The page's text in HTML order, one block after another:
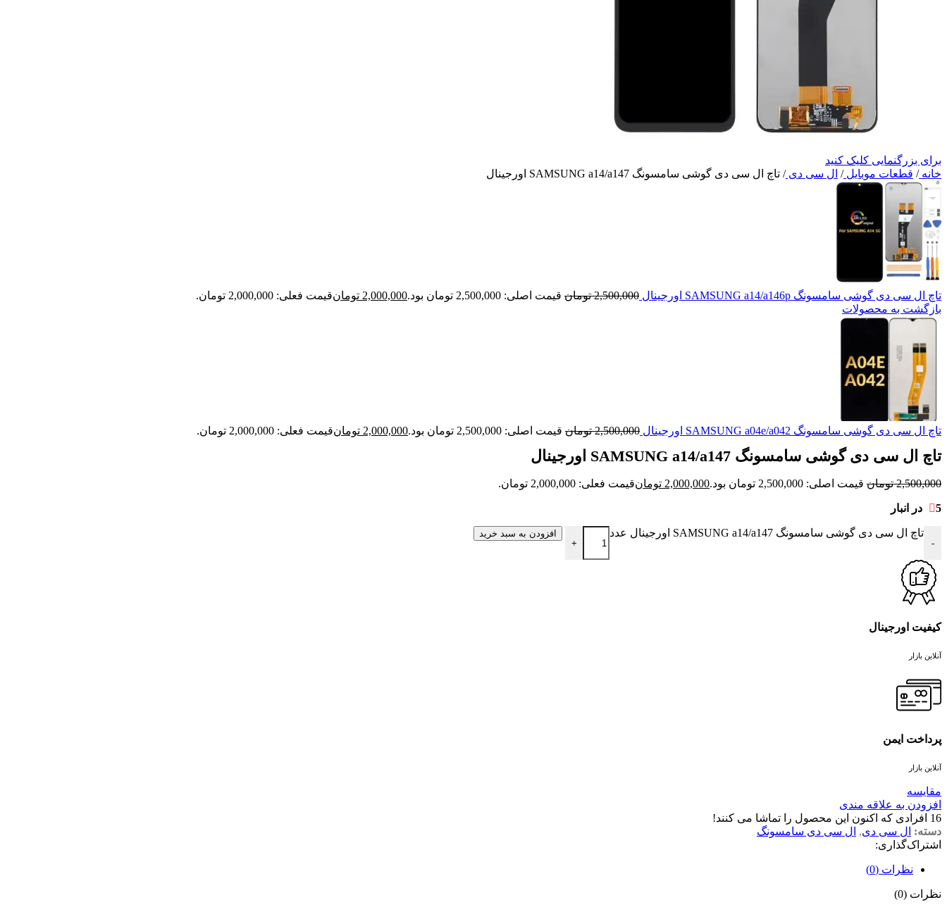
برای بزرگنمایی کلیک کنید
خانه/ قطعات موبایل/ ال سی دی/ تاچ ال سی دی گوشی سامسونگ SAMSUNG a14/a147 اورجینال
تاچ ال سی دی گوشی سامسونگ SAMSUNG a14/a146p اورجینال 2,500,000 تومان قیمت اصلی: 2,500,000 تومان بود. 2,000,000 تومانقیمت فعلی: 2,000,000 تومان.
بازگشت به محصولات
تاچ ال سی دی گوشی سامسونگ SAMSUNG a04e/a042 اورجینال 2,500,000 تومان قیمت اصلی: 2,500,000 تومان بود. 2,000,000 تومانقیمت فعلی: 2,000,000 تومان.
تاچ ال سی دی گوشی سامسونگ SAMSUNG a14/a147 اورجینال
2,500,000 تومان قیمت اصلی: 2,500,000 تومان بود. 2,000,000 تومانقیمت فعلی: 2,000,000 تومان.
5 در انبار
-
تاچ ال سی دی گوشی سامسونگ SAMSUNG a14/a147 اورجینال عدد
+
افزودن به سبد خرید
کیفیت اورجینال
آنلاین بازار
پرداخت ایمن
آنلاین بازار
مقايسه
افزودن به علاقه مندی
16 افرادی که اکنون این محصول را تماشا می کنند!
دسته: ال سی دی, ال سی دی سامسونگ
اشتراک‌گذاری:
نظرات (0)
نظرات (0)